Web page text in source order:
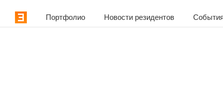
Портфолио Новости резидентов